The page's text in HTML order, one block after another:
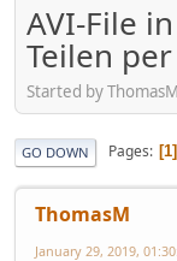
AVI-File
Teilen per
Started by
GO DOWN Pages 1
ThomasM
January 29, 2019,